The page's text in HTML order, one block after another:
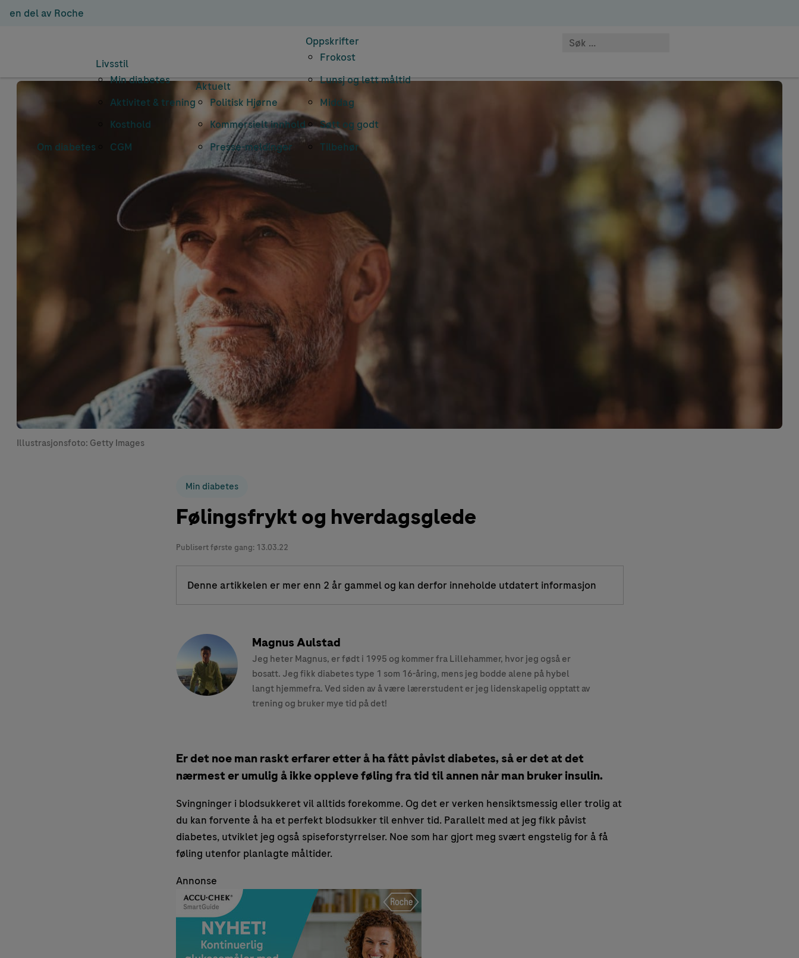
en del av Roche
Om diabetes
Livsstil
Min diabetes
Aktivitet & trening
Kosthold
CGM
Aktuelt
Politisk Hjørne
Kommersielt innhold
Presse-meldinger
Oppskrifter
Frokost
Lunsj og lett måltid
Middag
Søtt og godt
Tilbehør
Illustrasjonsfoto: Getty Images
Min diabetes
Følingsfrykt og hverdagsglede
Publisert første gang: 13.03.22
Denne artikkelen er mer enn 2 år gammel og kan derfor inneholde utdatert informasjon
Magnus Aulstad
Jeg heter Magnus, er født i 1995 og kommer fra Lillehammer, hvor jeg også er
bosatt. Jeg fikk diabetes type 1 som 16-åring, mens jeg bodde alene på hybel
langt hjemmefra. Ved siden av å være lærerstudent er jeg lidenskapelig opptatt av
trening og bruker mye tid på det!
Er det noe man raskt erfarer etter å ha fått påvist diabetes, så er det at det
nærmest er umulig å ikke oppleve føling fra tid til annen når man bruker insulin.
Svingninger i blodsukkeret vil alltids forekomme. Og det er verken hensiktsmessig eller trolig at
du kan forvente å ha et perfekt blodsukker til enhver tid. Parallelt med at jeg fikk påvist
diabetes, utviklet jeg også spiseforstyrrelser. Noe som har gjort meg svært engstelig for å få
føling utenfor planlagte måltider.
Annonse